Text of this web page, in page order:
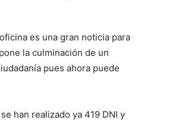
es una gran noticia para
la culminación de un
pues ahora puede
han realizado ya 419 DNI y